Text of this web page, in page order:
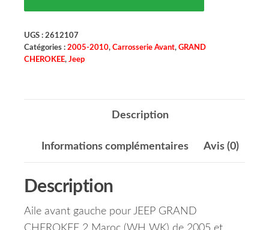
UGS : 2612107
Catégories : 2005-2010, Carrosserie Avant, GRAND
CHEROKEE, Jeep
Description
Informations complémentaires Avis (0)
Description
Aile avant gauche pour JEEP GRAND